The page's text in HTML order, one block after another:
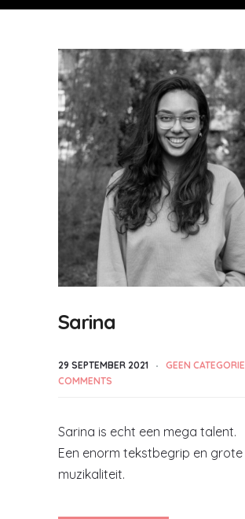
Sarina
29 SEPTEMBER 2021 GEEN CATEGORIE
COMMENTS
Sarina is echt een mega talent.
Een enorm tekstbegrip en grote
muzikaliteit.